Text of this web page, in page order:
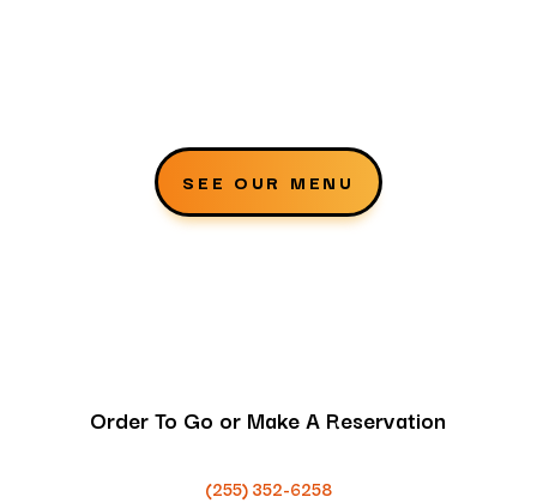
SEE OUR MENU
Order To Go or Make A Reservation
(255) 352-6258